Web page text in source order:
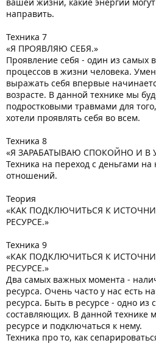
направить.
Техника 7
«Я ПРОЯВЛЯЮ СЕБЯ.»
Проявление себя - один из самых
процессов в жизни человека.
выражать себя впервые
возрасте. В данной технике мы
подростковыми травмами для
хотели проявлять себя во всем.
Техника 8
«Я ЗАРАБАТЫВАЮ СПОКОЙНО И В
Техника на переход с деньгами
отношений.
Теория
«КАК ПОДКЛЮЧИТЬСЯ К
РЕСУРСЕ.»
Техника 9
«КАК ПОДКЛЮЧИТЬСЯ К
РЕСУРСЕ.»
Два самых важных момента -
ресурса. Очень часто у нас есть
ресурса. Быть в ресурсе - одно
составляющих. В данной технике
ресурсе и подключаться к нему.
Техника про то, как